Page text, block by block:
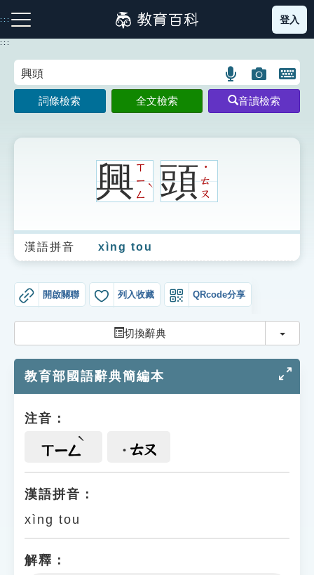
到
主
:::
注音索引圖示 筆畫索引圖示 部首索引表圖示
生字詞彙表
成語故事
索引選單
單字索引
遊戲專區
貓頭鷹博士
登入
:::
語
言
搜
圖
片
搜
開
鍵
圖
詞條檢索 全文檢索 音讀檢索
興ㄒ
ㄧ
ㄥ
ˋ 頭 ˙
ㄊ
ㄡ
漢語拼音 xìng tou
開啟關聯 列入收藏 QRcode分享
切換辭典 切換
教育部國語辭典簡編本
注音：
ㄒㄧㄥ ㄊㄡ
漢語拼音：
xìng tou
解釋：